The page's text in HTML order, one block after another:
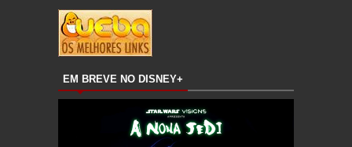
EM BREVE NO DISNEY+